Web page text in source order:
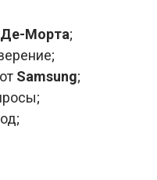
Морта;
от Samsung;